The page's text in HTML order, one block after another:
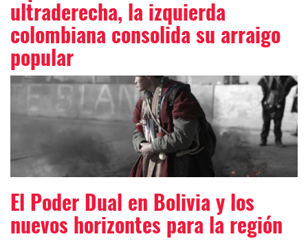
ultraderecha, la izquierda
colombiana consolida su arraigo
popular
El Poder Dual en Bolivia y los
nuevos horizontes para la región